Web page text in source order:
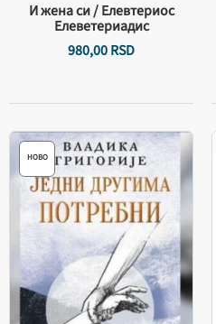
И жена си / Елевтериос
Елеветериадис
980,00RSD
НОВО